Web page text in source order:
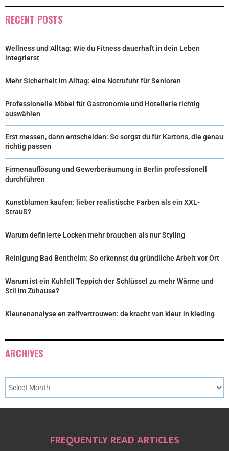
RECENT POSTS
Wellness und Alltag: Wie du Fitness dauerhaft in dein Leben
integrierst
Mehr Sicherheit im Alltag: eine Notrufuhr für Senioren
Professionelle Möbel für Gastronomie und Hotellerie richtig
auswählen
Erst messen, dann entscheiden: So sorgst du für Kartons, die genau
richtig passen
Firmenauflösung und Gewerberäumung in Berlin professionell
durchführen
Kunstblumen kaufen: lieber realistische Farben als ein XXL-
Strauß?
Warum definierte Locken mehr brauchen als nur Styling
Reinigung Bad Bentheim: So erkennst du gründliche Arbeit vor Ort
Warum ist ein Kuhfell Teppich der Schlüssel zu mehr Wärme und
Stil im Zuhause?
Kleurenanalyse en zelfvertrouwen: de kracht van kleur in kleding
ARCHIVES
FREQUENTLY READ ARTICLES